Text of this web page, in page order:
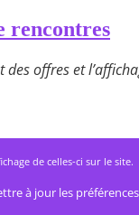
rencontres
offres et
de celles-ci sur le site.
à jour les